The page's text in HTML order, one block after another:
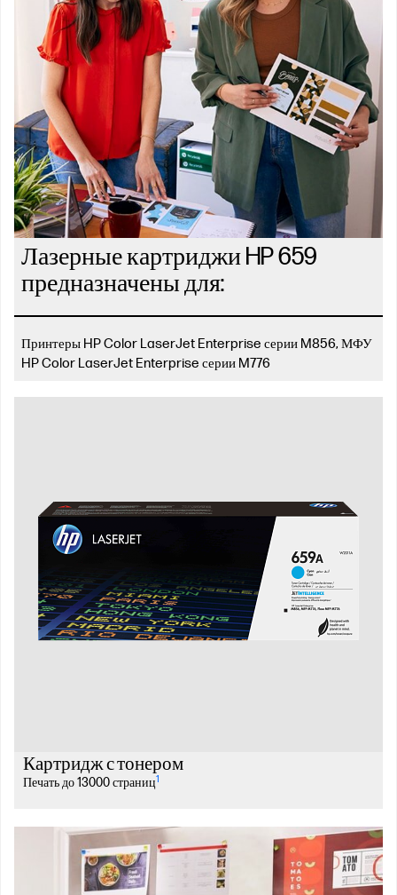
Лазерные картриджи HP 659
предназначены для:
Принтеры HP Color LaserJet Enterprise серии M856, МФУ
HP Color LaserJet Enterprise серии M776
Картридж с тонером
Печать до 13000 страниц1